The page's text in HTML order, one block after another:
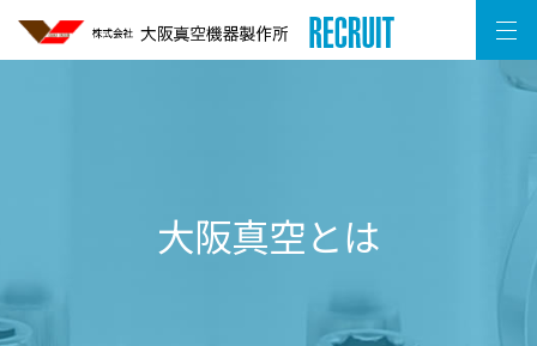
大阪真空とは